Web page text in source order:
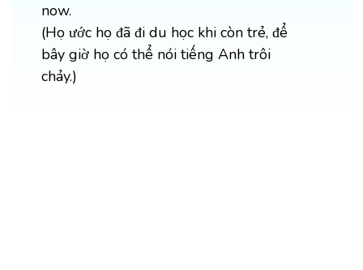
now.
(Họ ước họ đã đi du học khi còn trẻ, để
bây giờ họ có thể nói tiếng Anh trôi
chảy.)